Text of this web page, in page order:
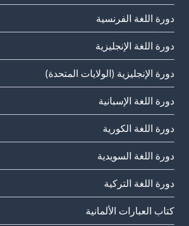
دورة اللغة الفرنسية
دورة اللغة الإنجليزية
دورة الإنجليزية (الولايات المتحدة)
دورة اللغة الإسبانية
دورة اللغة الكورية
دورة اللغة السويدية
دورة اللغة التركية
كتاب العبارات الألمانية